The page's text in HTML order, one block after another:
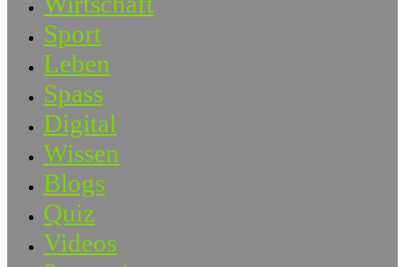
Sport
Leben
Spass
Digital
Wissen
Blogs
Quiz
Videos